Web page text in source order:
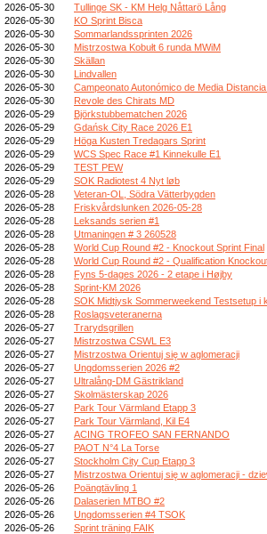
2026-05-30
Tullinge SK - KM Helg Nåttarö Lång
2026-05-30
KO Sprint Bisca
2026-05-30
Sommarlandssprinten 2026
2026-05-30
Mistrzostwa Kobułt 6 runda MWiM
2026-05-30
Skällan
2026-05-30
Lindvallen
2026-05-30
Campeonato Autonómico de Media
2026-05-30
Revole des Chirats MD
2026-05-29
Björkstubbematchen 2026
2026-05-29
Gdańsk City Race 2026 E1
2026-05-29
Höga Kusten Tredagars Sprint
2026-05-29
WCS Spec Race #1 Kinnekulle E1
2026-05-29
TEST PEW
2026-05-29
SOK Radiotest 4 Nyt løb
2026-05-28
Veteran-OL, Södra Vätterbygden
2026-05-28
Friskvårdslunken 2026-05-28
2026-05-28
Leksands serien #1
2026-05-28
Utmaningen # 3 260528
2026-05-28
World Cup Round #2 - Knockout Sprint Final
2026-05-28
World Cup Round #2 - Qualification
2026-05-28
Fyns 5-dages 2026 - 2 etape i Højby
2026-05-28
Sprint-KM 2026
2026-05-28
SOK Midtjysk Sommerweekend Testsetup i
2026-05-28
Roslagsveteranerna
2026-05-27
Trarydsgrillen
2026-05-27
Mistrzostwa CSWL E3
2026-05-27
Mistrzostwa Orientuj się w aglomeracji
2026-05-27
Ungdomsserien 2026 #2
2026-05-27
Ultralång-DM Gästrikland
2026-05-27
Skolmästerskap 2026
2026-05-27
Park Tour Värmland Etapp 3
2026-05-27
Park Tour Värmland, Kil E4
2026-05-27
ACING TROFEO SAN FERNANDO
2026-05-27
PAOT N°4 La Torse
2026-05-27
Stockholm City Cup Etapp 3
2026-05-27
Mistrzostwa Orientuj się w aglomeracji -
2026-05-26
Poängtävling 1
2026-05-26
Dalaserien MTBO #2
2026-05-26
Ungdomsserien #4 TSOK
2026-05-26
Sprint träning FAIK